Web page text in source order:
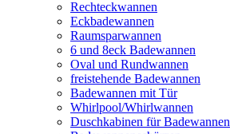
Rechteckwannen
Eckbadewannen
Raumsparwannen
6 und 8eck Badewannen
Oval und Rundwannen
freistehende Badewannen
Badewannen mit Tür
Whirlpool/Whirlwannen
Duschkabinen für Badewannen